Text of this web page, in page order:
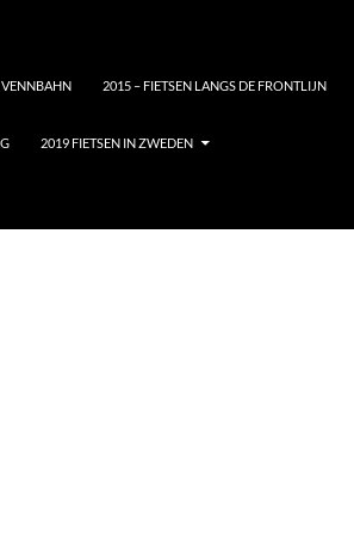
2015 – FIETSEN LANGS DE FRONTLIJN
2019 FIETSEN IN ZWEDEN